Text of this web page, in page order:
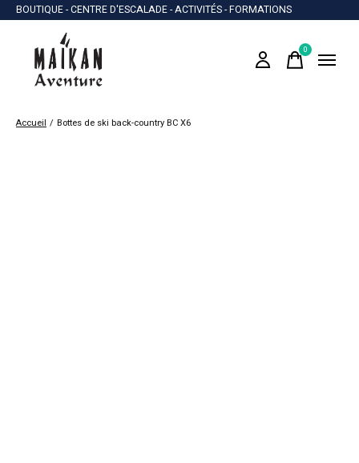
BOUTIQUE - CENTRE D'ESCALADE - ACTIVITÉS - FORMATIONS
0items
Accueil / Bottes de ski back-country BC X6